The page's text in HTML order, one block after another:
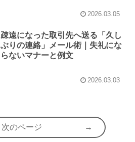
2026.03.05
疎遠になった取引先へ送る「久し
ぶりの連絡」メール術｜失礼にな
らないマナーと例文
2026.03.03
次のページ